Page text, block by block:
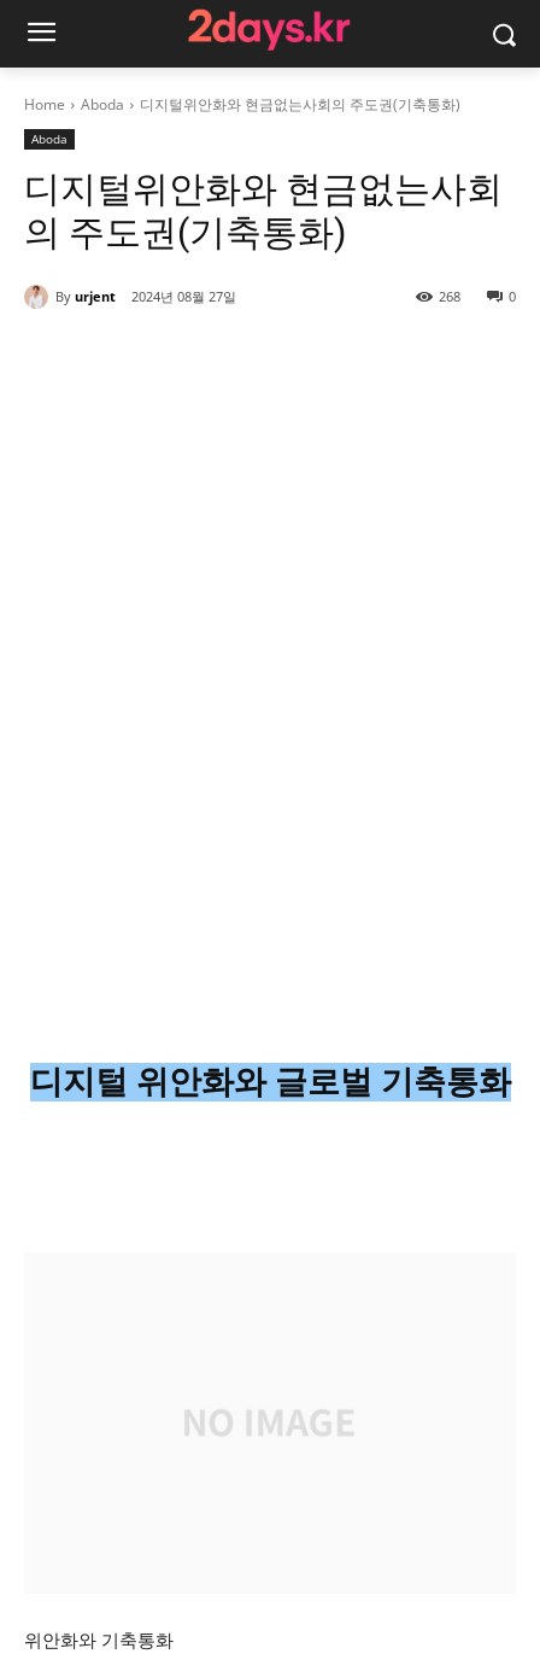
Home Aboda 디지털위안화와 현금없는사회의 주도권(기축통화)
Aboda
디지털위안화와 현금없는사회
의 주도권(기축통화)
By urjent 2024년 08월 27일 0
268
디지털 위안화와 글로벌 기축통화
위안화와 기축통화